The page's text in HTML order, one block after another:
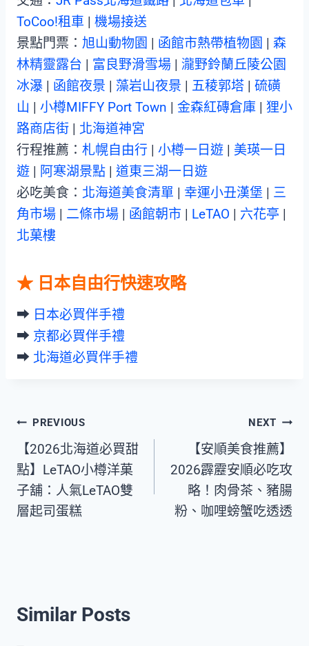
ToCoo!租車 | 機場接送
景點門票： 旭山動物園 | 函館市熱帶植物園 | 森
林精靈露台 | 富良野滑雪場 | 瀧野鈴蘭丘陵公園
冰瀑 | 函館夜景 | 藻岩山夜景 | 五稜郭塔 | 硫磺
山 | 小樽MIFFY Port Town | 金森紅磚倉庫 | 狸小
路商店街 | 北海道神宮
行程推薦： 札幌自由行 | 小樽一日遊 | 美瑛一日
遊 | 阿寒湖景點 | 道東三湖一日遊
必吃美食： 北海道美食清單 | 幸運小丑漢堡 | 三
角市場 | 二條市場 | 函館朝市 | LeTAO | 六花亭 |
北菓樓
★ 日本自由行快速攻略
➡︎ 日本必買伴手禮
➡︎ 京都必買伴手禮
➡︎ 北海道必買伴手禮
Post
navigation
PREVIOUS
【2026北海道必買甜
點】LeTAO小樽洋菓
子舖：人氣LeTAO雙
層起司蛋糕
NEXT
【安順美食推薦】
2026霹靂安順必吃攻
略！肉骨茶、豬腸
粉、咖哩螃蟹吃透透
Similar Posts